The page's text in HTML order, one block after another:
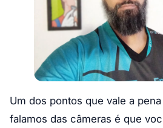
Um dos pontos que vale a
falamos das câmeras é que